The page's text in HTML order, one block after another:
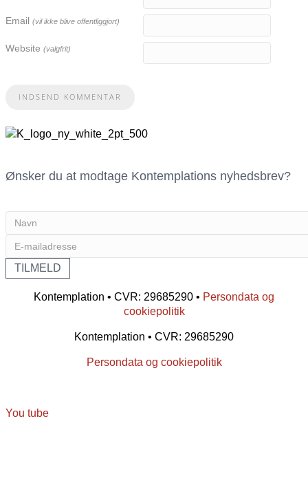
Email (vil ikke blive offentliggjort)
Website (valgfrit)
Ønsker du at modtage Kontemplations nyhedsbrev?
Kontemplation • CVR: 29685290 • Persondata og
cookiepolitik
Kontemplation • CVR: 29685290
Persondata og cookiepolitik
You tube